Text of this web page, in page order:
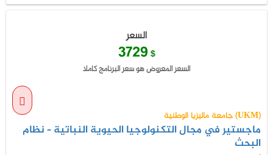
السعر
3729 $
السعر المعروض هو سعر البرنامج كاملا
جامعة ماليزيا الوطنية (UKM)
ماجستير في مجال التكنولوجيا الحيوية النباتية – نظام
البحث